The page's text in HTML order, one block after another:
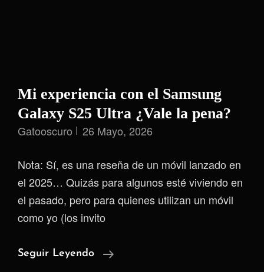
Mi experiencia con el Samsung
Galaxy S25 Ultra ¿Vale la pena?
Gatooscuro 26 Mayo, 2026
Nota: Sí, es una reseña de un móvil lanzado en
el 2025… Quizás para algunos esté viviendo en
el pasado, pero para quienes utilizan un móvil
como yo (los invito
Seguir Leyendo
Mi